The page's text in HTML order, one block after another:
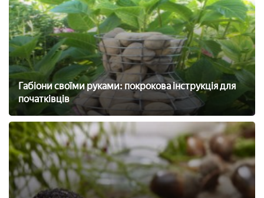
Габіони своїми руками: покрокова інструкція для
початківців